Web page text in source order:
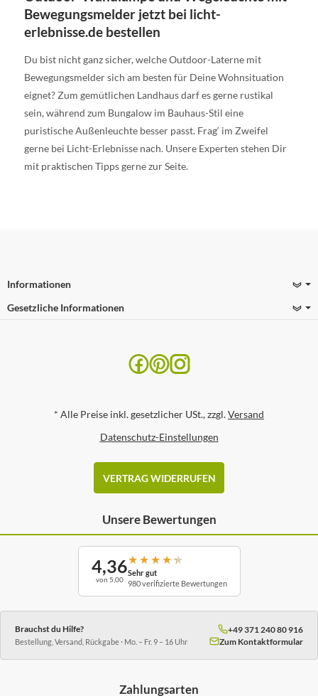
Bewegungsmelder jetzt bei licht-
erlebnisse.de bestellen
Du bist nicht ganz sicher, welche Outdoor-Laterne mit
Bewegungsmelder sich am besten für Deine Wohnsituation
eignet? Zum gemütlichen Landhaus darf es gerne rustikal
sein, während zum Bungalow im Bauhaus-Stil eine
puristische Außenleuchte besser passt. Frag‘ im Zweifel
gerne bei Licht-Erlebnisse nach. Unsere Experten stehen Dir
mit praktischen Tipps gerne zur Seite.
Informationen
Gesetzliche Informationen
* Alle Preise inkl. gesetzlicher USt., zzgl.Versand
Datenschutz-Einstellungen
VERTRAG WIDERRUFEN
Unsere Bewertungen
4,36
von 5,00
★ ★ ★ ★ ★
Sehr gut
980 verifizierte Bewertungen
Brauchst du Hilfe?
Bestellung, Versand, Rückgabe · Mo. – Fr. 9 – 16 Uhr
+49 371 240 80 916
Zum Kontaktformular
Zahlungsarten